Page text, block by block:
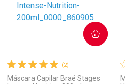
(2)
Máscara Capilar Braé Stages
COMPRAR